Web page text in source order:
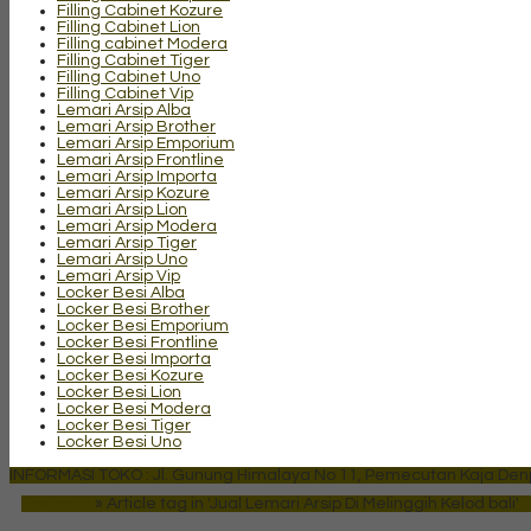
Filling Cabinet Kozure
Filling Cabinet Lion
Filling cabinet Modera
Filling Cabinet Tiger
Filling Cabinet Uno
Filling Cabinet Vip
Lemari Arsip Alba
Lemari Arsip Brother
Lemari Arsip Emporium
Lemari Arsip Frontline
Lemari Arsip Importa
Lemari Arsip Kozure
Lemari Arsip Lion
Lemari Arsip Modera
Lemari Arsip Tiger
Lemari Arsip Uno
Lemari Arsip Vip
Locker Besi Alba
Locker Besi Brother
Locker Besi Emporium
Locker Besi Frontline
Locker Besi Importa
Locker Besi Kozure
Locker Besi Lion
Locker Besi Modera
Locker Besi Tiger
Locker Besi Uno
INFORMASI TOKO : Jl. Gunung Himalaya No 11, Pemecutan Kaja
» Article tag in 'Jual Lemari Arsip Di Melinggih Kelod bali'